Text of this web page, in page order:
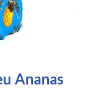
Ananas